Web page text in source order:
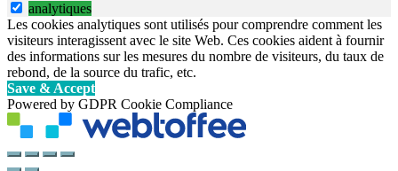
analytiques
Les cookies analytiques sont utilisés pour comprendre comment les
visiteurs interagissent avec le site Web. Ces cookies aident à fournir
des informations sur les mesures du nombre de visiteurs, du taux de
rebond, de la source du trafic, etc.
Save & Accept
Powered by GDPR Cookie Compliance